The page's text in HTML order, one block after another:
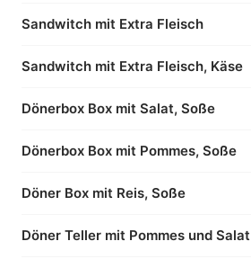
Sandwitch mit Extra Fleisch
Sandwitch mit Extra Fleisch, Käse
Dönerbox Box mit Salat, Soße
Dönerbox Box mit Pommes, Soße
Döner Box mit Reis, Soße
Döner Teller mit Pommes und Salat